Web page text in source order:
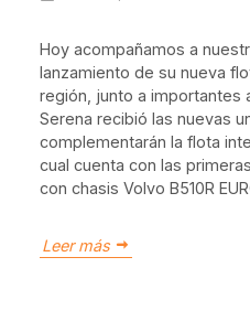
Hoy acompañamos a
lanzamiento de su nueva
región, junto a importantes
Serena recibió las nuevas
complementarán la flota
cual cuenta con las
con chasis Volvo B510R
Leer más